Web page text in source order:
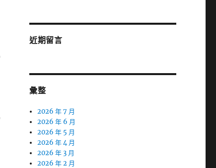
近期留言
彙整
2026 年 7 月
2026 年 6 月
2026 年 5 月
2026 年 4 月
2026 年 3 月
2026 年 2 月